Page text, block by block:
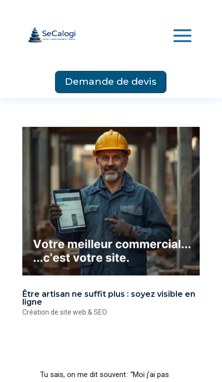
Demande de devis
Être artisan ne suffit plus : soyez visible en
ligne
Création de site web & SEO
Tu sais, on me dit souvent : “Moi j’ai pas